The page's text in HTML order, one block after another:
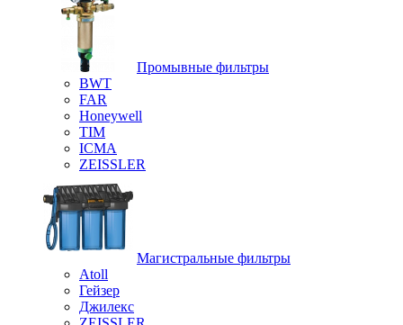
Промывные фильтры
BWT
FAR
Honeywell
TIM
ICMA
ZEISSLER
Магистральные фильтры
Atoll
Гейзер
Джилекс